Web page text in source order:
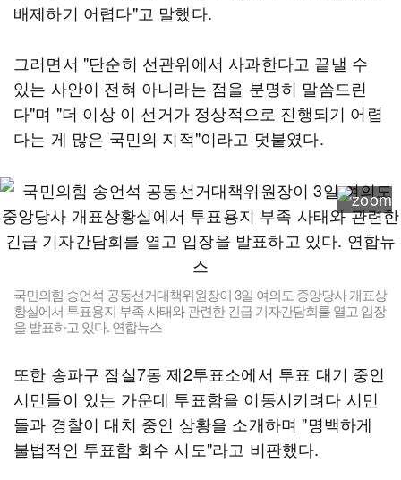
배제하기 어렵다"고 말했다.
그러면서 "단순히 선관위에서 사과한다고 끝낼 수
있는 사안이 전혀 아니라는 점을 분명히 말씀드린
다"며 "더 이상 이 선거가 정상적으로 진행되기 어렵
다는 게 많은 국민의 지적"이라고 덧붙였다.
국민의힘 송언석 공동선거대책위원장이 3일 여의도 중앙당사 개표상
황실에서 투표용지 부족 사태와 관련한 긴급 기자간담회를 열고 입장
을 발표하고 있다. 연합뉴스
또한 송파구 잠실7동 제2투표소에서 투표 대기 중인
시민들이 있는 가운데 투표함을 이동시키려다 시민
들과 경찰이 대치 중인 상황을 소개하며 "명백하게
불법적인 투표함 회수 시도"라고 비판했다.